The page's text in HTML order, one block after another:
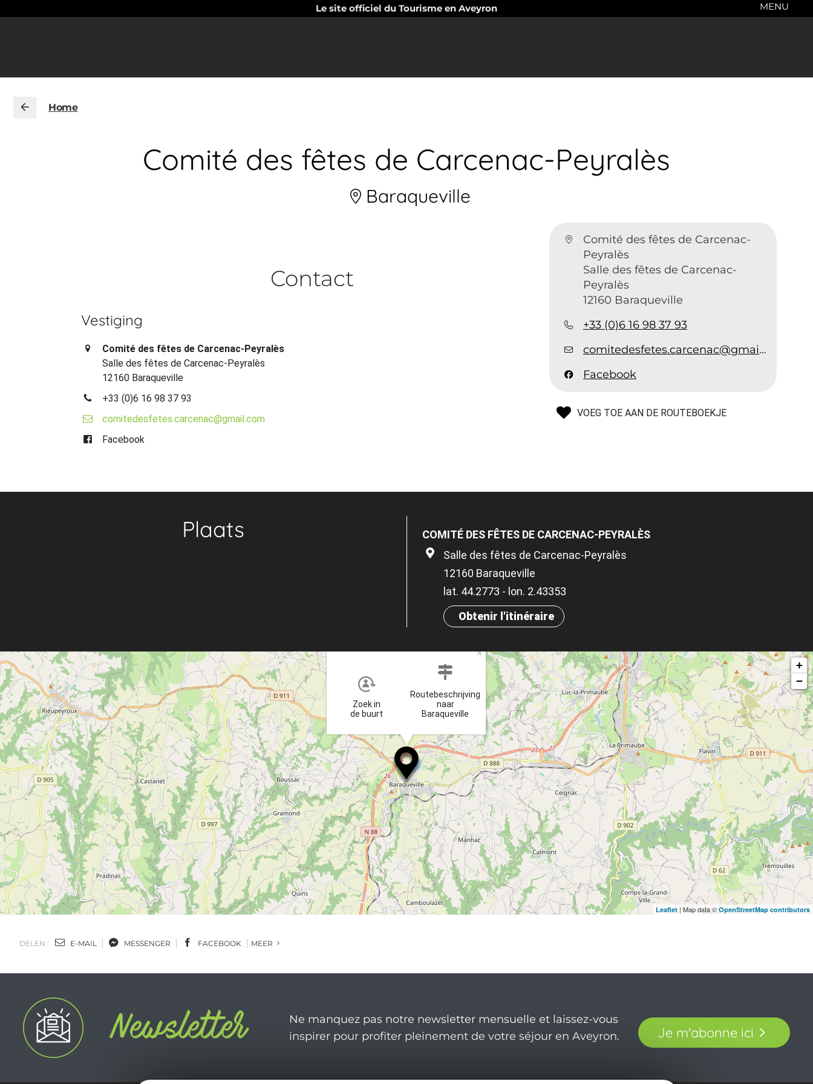
Le site officiel du Tourisme en Aveyron MENU
Home
Comité des fêtes de Carcenac-Peyralès
Baraqueville
Comité des fêtes de Carcenac-
Peyralès
Salle des fêtes de Carcenac-
Peyralès
12160 Baraqueville
+33 (0)6 16 98 37 93
comitedesfetes.carcenac@gmail.com
Facebook
VOEG TOE AAN DE ROUTEBOEKJE
Contact
Vestiging
Comité des fêtes de Carcenac-Peyralès
Salle des fêtes de Carcenac-Peyralès
12160 Baraqueville
+33 (0)6 16 98 37 93
comitedesfetes.carcenac@gmail.com
Facebook
Plaats
COMITÉ DES FÊTES DE CARCENAC-PEYRALÈS
Salle des fêtes de Carcenac-Peyralès
12160 Baraqueville
lat. 44.2773 - lon. 2.43353
Obtenir l'itinéraire
Zoek in
de buurt
Routebeschrijving
naar
Baraqueville
×
+
−
Leaflet | Map data © OpenStreetMap contributors
DELEN : E-MAIL MESSENGER FACEBOOK MEER
Ne manquez pas notre newsletter mensuelle et laissez-vous
inspirer pour profiter pleinement de votre séjour en Aveyron.
Je m'abonne ici